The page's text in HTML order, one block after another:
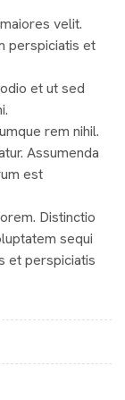
velit.
perspiciatis et
et ut sed
rem nihil.
Assumenda
est
Distinctio
sequi
et perspiciatis